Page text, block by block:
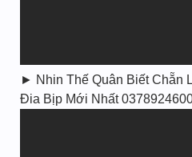
► Nhin Thế Quân Biết Chẵn
Đia Bịp Mới Nhất